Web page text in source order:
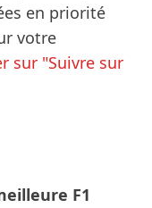
en priorité
votre
sur "Suivre sur
F1